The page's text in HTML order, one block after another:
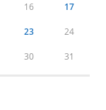
16 17
23 24
30 31